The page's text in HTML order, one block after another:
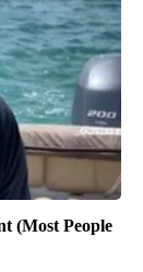
(Most People